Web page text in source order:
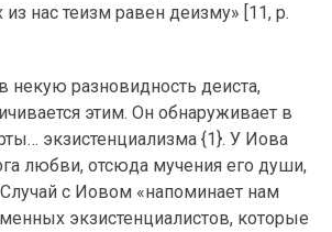
из нас теизм равен деизму» [11, p.
некую разновидность деиста,
этим. Он обнаруживает в
экзистенциализма {1}. У Иова
любви, отсюда мучения его души,
с Иовом «напоминает нам
экзистенциалистов, которые